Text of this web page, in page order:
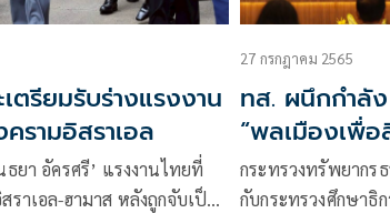
รียมรับร่างแรงงาน
รามอิสราเอล
ยา อัครศรี’ แรงงานไทยที่
ราเอล-ฮามาส หลังถูกจับเป็น
27 กรกฎาคม 2565
ทส. ผนึกกำลั
“พลเมืองเพื่
กระทรวงทรัพยากร
กับกระทรวงศึกษาธิ